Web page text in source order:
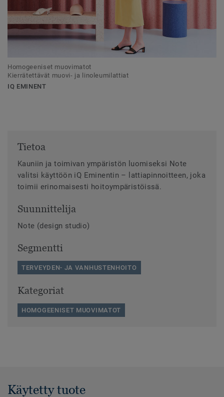
Homogeeniset muovimatot
Kierrätettävät muovi- ja linoleumilattiat
IQ EMINENT
Tietoa
Kauniin ja toimivan ympäristön luomiseksi Note
valitsi käyttöön iQ Eminentin – lattiapinnoitteen, joka
toimii erinomaisesti hoitoympäristöissä.
Suunnittelija
Note (design studio)
Segmentti
TERVEYDEN- JA VANHUSTENHOITO
Kategoriat
HOMOGEENISET MUOVIMATOT
Käytetty tuote